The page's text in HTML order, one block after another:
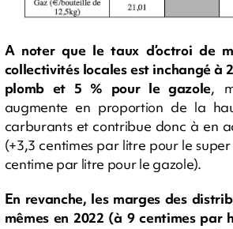
A noter que le taux d’octroi de
collectivités locales est inchangé à
plomb et 5 % pour le gazole,
augmente en proportion de la
carburants et contribue donc à en
(+3,3 centimes par litre pour le
centime par litre pour le gazole).
En revanche, les marges des
mêmes en 2022 (à 9 centimes par